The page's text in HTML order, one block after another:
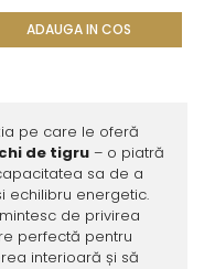
ADAUGA IN COS
pe care le oferă
de tigru– o piatră
sa de a
echilibru energetic.
de privirea
perfectă pentru
interioară și să